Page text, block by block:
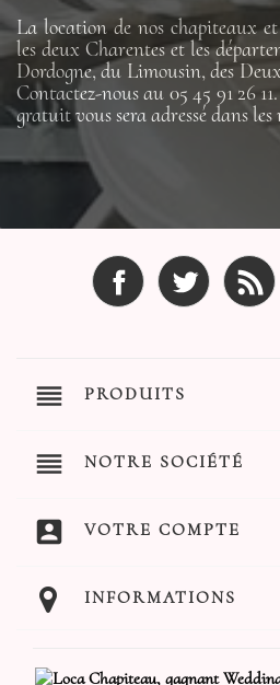
La location de nos chapiteaux
les deux Charentes et les
Dordogne, du Limousin, des
Contactez-nous au 05 45 91 26
gratuit vous sera adressé dans
Facebook Twitter
reorder PRODUITS
reorder NOTRE SOCIÉTÉ
account_box VOTRE COMPTE
INFORMATIONS